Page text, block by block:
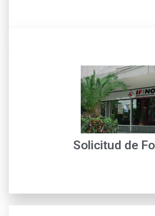
Solicitud de
Nuestros clientes podrán
Fomento para financiar
contribuyan al mejoramiento
leer más